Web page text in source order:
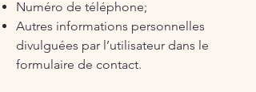
Numéro de téléphone;
Autres informations personnelles
divulguées par l’utilisateur dans le
formulaire de contact.